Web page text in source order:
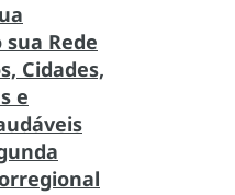
Rede
Cidades,
e